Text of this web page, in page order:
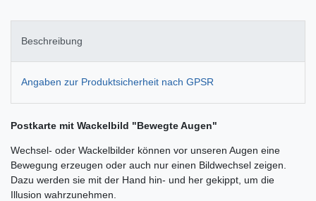
Beschreibung
Angaben zur Produktsicherheit nach GPSR
Postkarte mit Wackelbild "Bewegte Augen"
Wechsel- oder Wackelbilder können vor unseren Augen eine
Bewegung erzeugen oder auch nur einen Bildwechsel zeigen.
Dazu werden sie mit der Hand hin- und her gekippt, um die
Illusion wahrzunehmen.